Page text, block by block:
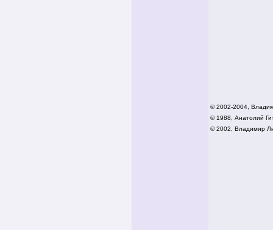
© 2002-2004,
© 1988, Анатолий
© 2002, Владимир